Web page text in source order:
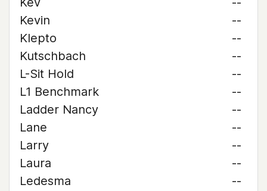
Kevin
--
Klepto
--
Kutschbach
--
L-Sit Hold
--
L1 Benchmark
--
Ladder Nancy
--
Lane
--
Larry
--
Laura
--
Ledesma
--